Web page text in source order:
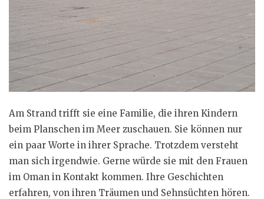
Am Strand trifft sie eine Familie, die ihren Kindern
beim Planschen im Meer zuschauen. Sie können nur
ein paar Worte in ihrer Sprache. Trotzdem versteht
man sich irgendwie. Gerne würde sie mit den Frauen
im Oman in Kontakt kommen. Ihre Geschichten
erfahren, von ihren Träumen und Sehnsüchten hören.